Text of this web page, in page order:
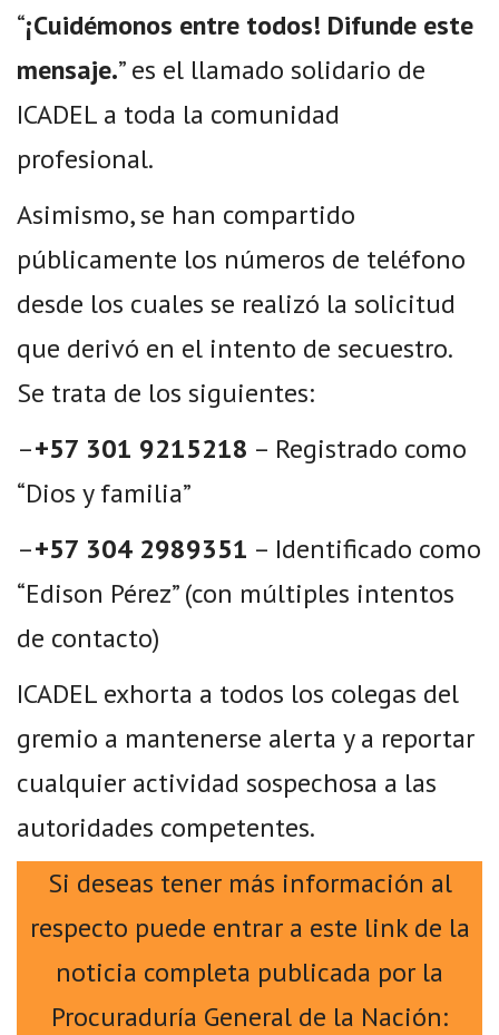
“¡Cuidémonos entre todos! Difunde este
mensaje.” es el llamado solidario de
ICADEL a toda la comunidad
profesional.
Asimismo, se han compartido
públicamente los números de teléfono
desde los cuales se realizó la solicitud
que derivó en el intento de secuestro.
Se trata de los siguientes:
–+57 301 9215218 – Registrado como
“Dios y familia”
–+57 304 2989351 – Identificado como
“Edison Pérez” (con múltiples intentos
de contacto)
ICADEL exhorta a todos los colegas del
gremio a mantenerse alerta y a reportar
cualquier actividad sospechosa a las
autoridades competentes.
Si deseas tener más información al
respecto puede entrar a este link de la
noticia completa publicada por la
Procuraduría General de la Nación: